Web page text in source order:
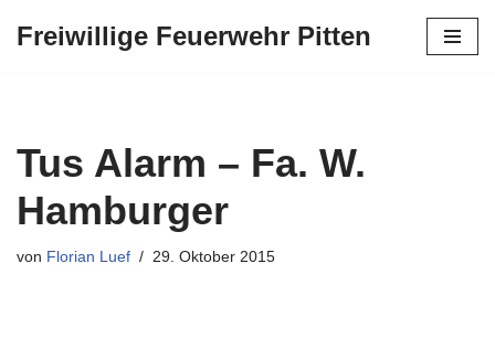
Freiwillige Feuerwehr Pitten
Tus Alarm – Fa. W.
Hamburger
von Florian Luef 29. Oktober 2015